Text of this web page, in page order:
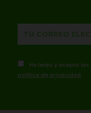
He leído y acepto las
política de privacidad